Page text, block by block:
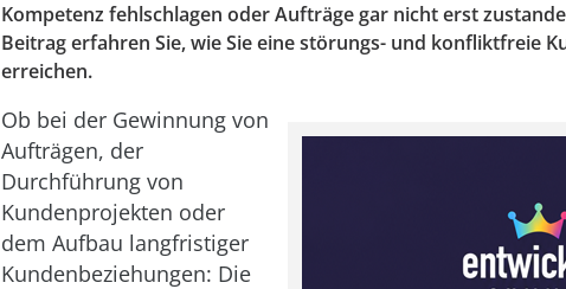
Kompetenz fehlschlagen oder Aufträge gar nicht erst
Beitrag erfahren Sie, wie Sie eine störungs- und konfliktfreie
erreichen.
Ob bei der Gewinnung von
Aufträgen, der
Durchführung von
Kundenprojekten oder
dem Aufbau langfristiger
Kundenbeziehungen: Die